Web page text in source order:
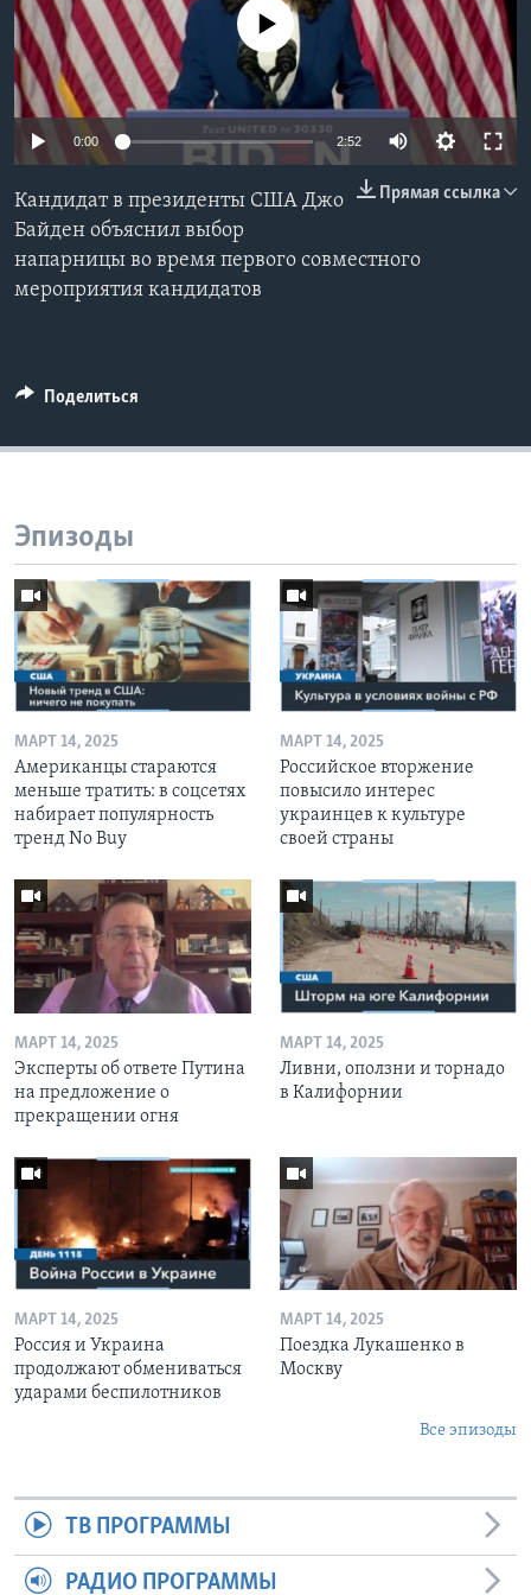
Learning English
СОЦИАЛЬНЫЕ СЕТИ
Языки
No media source currently available
0:00 2:52
Прямая ссылка
Кандидат в президенты США Джо
Байден объяснил выбор
напарницы во время первого совместного
мероприятия кандидатов
Поделиться
Эпизоды
МАРТ 14, 2025
Американцы стараются
меньше тратить: в соцсетях
набирает популярность
тренд No Buy
МАРТ 14, 2025
Российское вторжение
повысило интерес
украинцев к культуре
своей страны
МАРТ 14, 2025
Эксперты об ответе Путина
на предложение о
прекращении огня
МАРТ 14, 2025
Ливни, оползни и торнадо
в Калифорнии
МАРТ 14, 2025
Россия и Украина
продолжают обмениваться
ударами беспилотников
МАРТ 14, 2025
Поездка Лукашенко в
Москву
Все эпизоды
ТВ ПРОГРАММЫ
РАДИО ПРОГРАММЫ